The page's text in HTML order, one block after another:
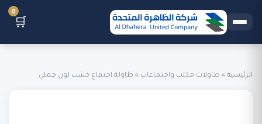
🛒
0
الرئيسية » طاولات مكتب واجتماعات » طاولة اجتماع خشب لون جملي